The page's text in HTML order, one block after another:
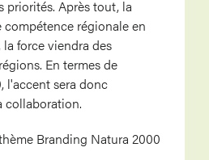
priorités. Après tout, la
régionale en
force viendra des
En termes de
l'accent sera donc
collaboration.
Branding Natura 2000